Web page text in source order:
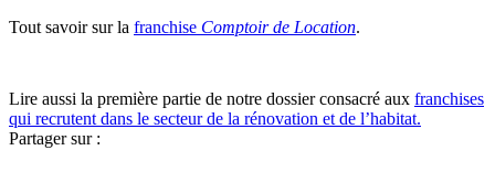
Tout savoir sur la franchise Comptoir de Location.
Lire aussi la première partie de notre dossier consacré aux franchises
qui recrutent dans le secteur de la rénovation et de l’habitat.
Partager sur :